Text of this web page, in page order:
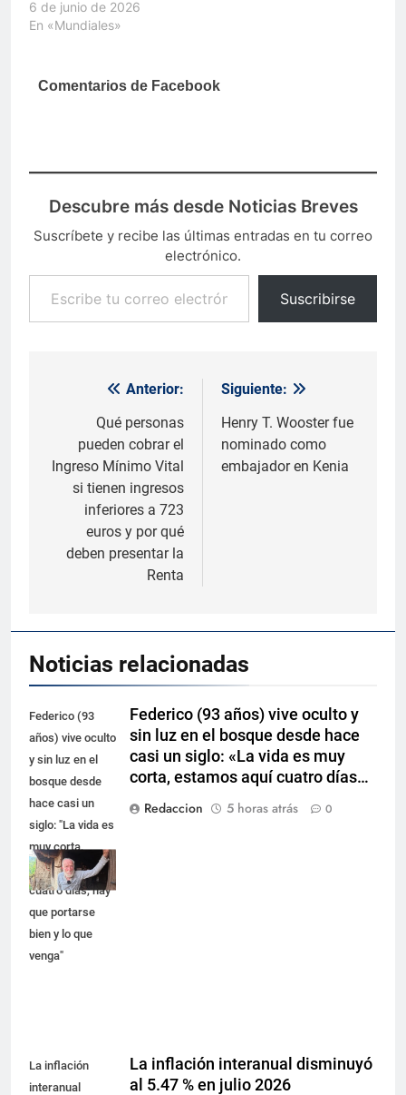
6 de junio de 2026
En «Mundiales»
Comentarios de Facebook
Descubre más desde Noticias Breves
Suscríbete y recibe las últimas entradas en tu correo
electrónico.
Escribe tu correo electrónico…
Suscribirse
Navegación
entradas
Anterior:
Qué personas
pueden cobrar el
Ingreso Mínimo Vital
si tienen ingresos
inferiores a 723
euros y por qué
deben presentar la
Renta
Siguiente:
Henry T. Wooster fue
nominado como
embajador en Kenia
Noticias relacionadas
Federico (93
años) vive oculto
y sin luz en el
bosque desde
hace casi un
siglo: "La vida es
muy corta,
estamos aquí
cuatro días, hay
que portarse
bien y lo que
venga"
Federico (93 años) vive oculto y
sin luz en el bosque desde hace
casi un siglo: «La vida es muy
corta, estamos aquí cuatro días…
Redaccion
5 horas atrás 0
La inflación
interanual
La inflación interanual disminuyó
al 5.47 % en julio 2026